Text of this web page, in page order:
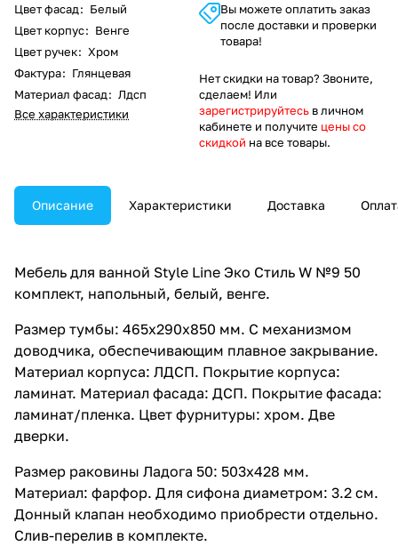
Цвет фасад: Белый
Цвет корпус: Венге
Цвет ручек: Хром
Фактура: Глянцевая
Материал фасад: Лдсп
Все характеристики
Вы можете оплатить заказ
после доставки и проверки
товара!
Нет скидки на товар? Звоните,
сделаем! Или
зарегистрируйтесь в личном
кабинете и получите цены со
скидкой на все товары.
Описание Характеристики Доставка
Мебель для ванной Style Line Эко Стиль W №9 50
комплект, напольный, белый, венге.
Размер тумбы: 465x290x850 мм. С механизмом
доводчика, обеспечивающим плавное закрывание.
Материал корпуса: ЛДСП. Покрытие корпуса:
ламинат. Материал фасада: ДСП. Покрытие фасада:
ламинат/пленка. Цвет фурнитуры: хром. Две
дверки.
Размер раковины Ладога 50: 503x428 мм.
Материал: фарфор. Для сифона диаметром: 3.2 см.
Донный клапан необходимо приобрести отдельно.
Слив-перелив в комплекте.